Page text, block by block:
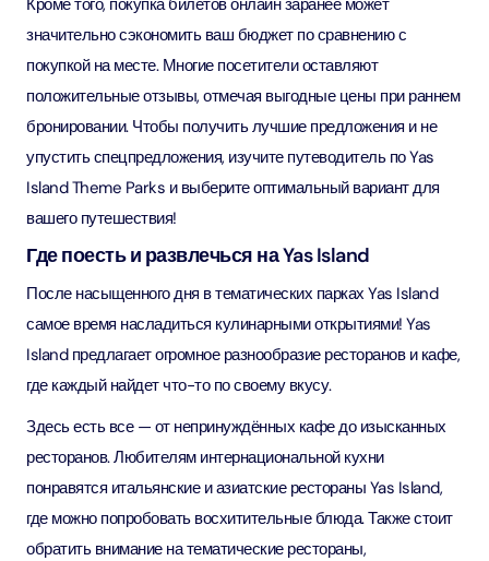
Кроме того, покупка билетов онлайн заранее может
значительно сэкономить ваш бюджет по сравнению с
покупкой на месте. Многие посетители оставляют
положительные отзывы, отмечая выгодные цены при раннем
бронировании. Чтобы получить лучшие предложения и не
упустить спецпредложения, изучите путеводитель по Yas
Island Theme Parks и выберите оптимальный вариант для
вашего путешествия!
Где поесть и развлечься на Yas Island
После насыщенного дня в тематических парках Yas Island
самое время насладиться кулинарными открытиями! Yas
Island предлагает огромное разнообразие ресторанов и кафе,
где каждый найдет что-то по своему вкусу.
Здесь есть все — от непринуждённых кафе до изысканных
ресторанов. Любителям интернациональной кухни
понравятся итальянские и азиатские рестораны Yas Island,
где можно попробовать восхитительные блюда. Также стоит
обратить внимание на тематические рестораны,